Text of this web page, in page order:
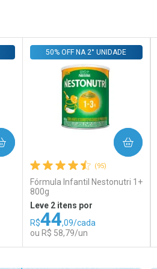
(95)
Fórmula Infantil Nestonutri 1+
800g
50% OFF NA 2° UNIDADE
Leve 2 itens por
R$44,09/cada
ou R$ 58,79/un
COMPRAR